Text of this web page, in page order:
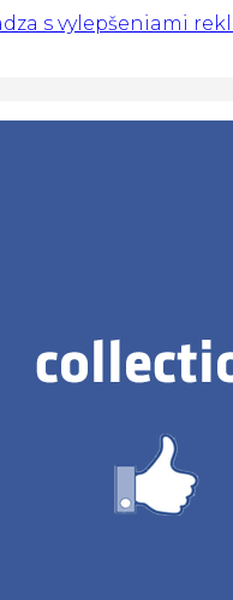
s vylepšeniami